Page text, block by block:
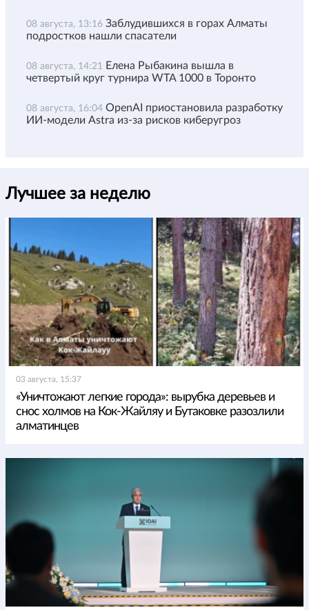
08 августа, 13:16 Заблудившихся в горах Алматы
подростков нашли спасатели
08 августа, 14:21
Елена Рыбакина вышла в
четвертый круг турнира WTA 1000 в Торонто
08 августа, 16:04 OpenAI приостановила разработку
ИИ-модели Astra из-за рисков киберугроз
Лучшее за неделю
03 августа, 15:37
«Уничтожают легкие города»: вырубка деревьев и
снос холмов на Кок-Жайляу и Бутаковке разозлили
алматинцев